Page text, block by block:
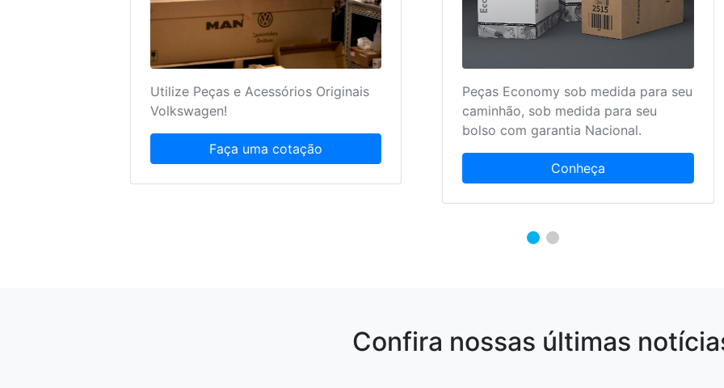
Nós sabemos o quanto um serviço
bem feito pode ajudar no seu frete!
Agende agora
Utilize Peças e Acessórios Originais
Volkswagen!
Confira nossas últimas